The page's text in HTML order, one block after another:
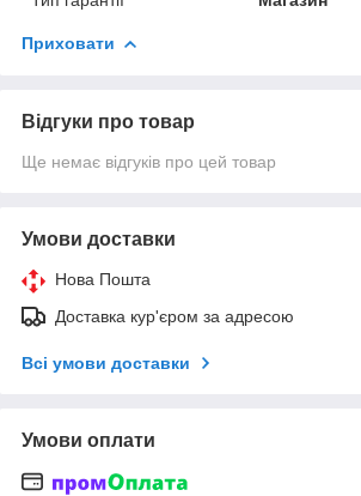
Приховати
Відгуки про товар
Ще немає відгуків про цей товар
Умови доставки
Нова Пошта
Доставка кур'єром за адресою
Всі умови доставки
Умови оплати